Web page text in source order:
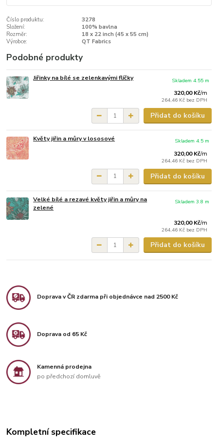
Číslo produktu:
3278
Složení:
100% bavlna
Rozměr:
18 x 22 inch (45 x 55 cm)
Výrobce:
QT Fabrics
Podobné produkty
Jiřinky na bílé se zelenkavými flíčky
320,00 Kč/m
264,46 Kč bez DPH
Skladem 4.55 m
Přidat do košíku
Květy jiřin a můry v lososové
320,00 Kč/m
264,46 Kč bez DPH
Skladem 4.5 m
Přidat do košíku
Velké bílé a rezavé květy jiřin a můry na
zelené
320,00 Kč/m
264,46 Kč bez DPH
Skladem 3.8 m
Přidat do košíku
Doprava v ČR zdarma při objednávce nad 2500 Kč
Doprava od 65 Kč
Kamenná prodejna
po předchozí domluvě
Kompletní specifikace